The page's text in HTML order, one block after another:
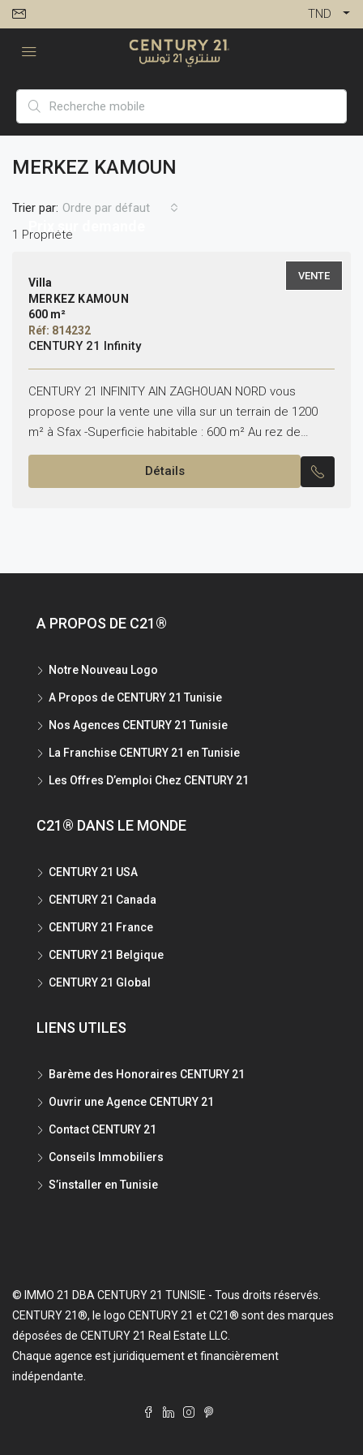
TND
MERKEZ KAMOUN
1 Propriété
Trier par: Ordre par défaut
VENTE
Prix sur demande
Villa
MERKEZ KAMOUN
600 m²
Réf: 814232
CENTURY 21 Infinity
CENTURY 21 INFINITY AIN ZAGHOUAN NORD vous
propose pour la vente une villa sur un terrain de 1200
m² à Sfax -Superficie habitable : 600 m² Au rez de
chaussée: -Un vaste...
Détails
A PROPOS DE C21®
Notre Nouveau Logo
A Propos de CENTURY 21 Tunisie
Nos Agences CENTURY 21 Tunisie
La Franchise CENTURY 21 en Tunisie
Les Offres D’emploi Chez CENTURY 21
C21® DANS LE MONDE
CENTURY 21 USA
CENTURY 21 Canada
CENTURY 21 France
CENTURY 21 Belgique
CENTURY 21 Global
LIENS UTILES
Barème des Honoraires CENTURY 21
Ouvrir une Agence CENTURY 21
Contact CENTURY 21
Conseils Immobiliers
S’installer en Tunisie
© IMMO 21 DBA CENTURY 21 TUNISIE - Tous droits réservés.
CENTURY 21®, le logo CENTURY 21 et C21® sont des marques
déposées de CENTURY 21 Real Estate LLC.
Chaque agence est juridiquement et financièrement
indépendante.